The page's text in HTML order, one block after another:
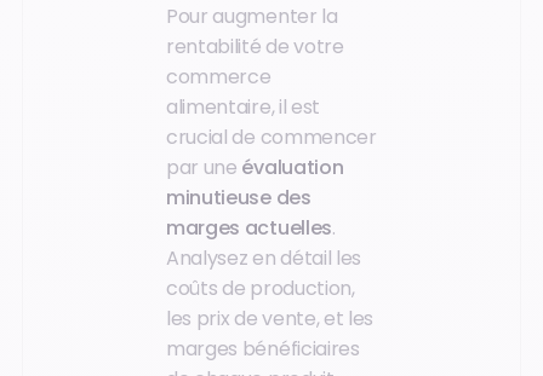
Pour augmenter la
rentabilité de votre
commerce
alimentaire, il est
crucial de commencer
par une évaluation
minutieuse des
marges actuelles.
Analysez en détail les
coûts de production,
les prix de vente, et les
marges bénéficiaires